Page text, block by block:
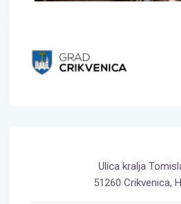
Ulica kralja
51260 Crikvenica,